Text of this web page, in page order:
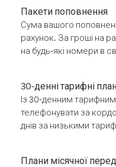
Пакети поповнення
Сума вашого
рахунок. За гроші на
на будь-які номери в
30-денні тарифні
Із 30-денним
телефонувати за
днів за низькими
Плани місячної